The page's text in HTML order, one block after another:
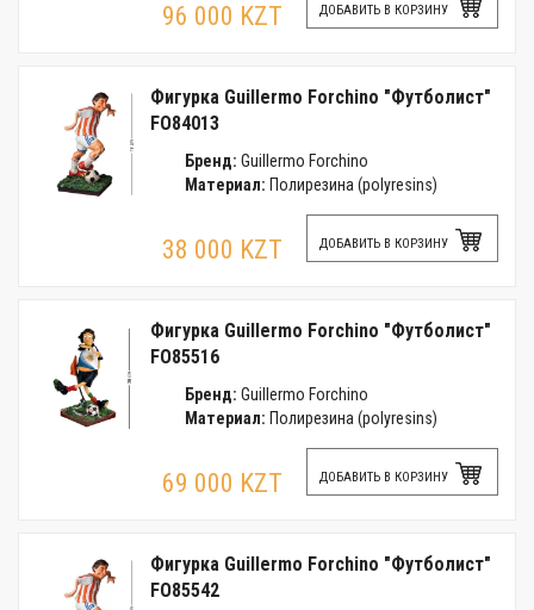
96 000 KZT ДОБАВИТЬ В КОРЗИНУ
Фигурка Guillermo Forchino "Футболист"
FO84013
Бренд: Guillermo Forchino
Материал: Полирезина (polyresins)
38 000 KZT ДОБАВИТЬ В КОРЗИНУ
Фигурка Guillermo Forchino "Футболист"
FO85516
Бренд: Guillermo Forchino
Материал: Полирезина (polyresins)
69 000 KZT ДОБАВИТЬ В КОРЗИНУ
Фигурка Guillermo Forchino "Футболист"
FO85542